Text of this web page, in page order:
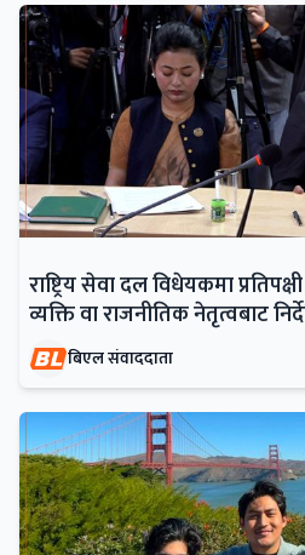
राष्ट्रिय सेवा दल विधेयकमा
व्यक्ति वा राजनीतिक नेतृत्वबाट
बिएल संवाददाता